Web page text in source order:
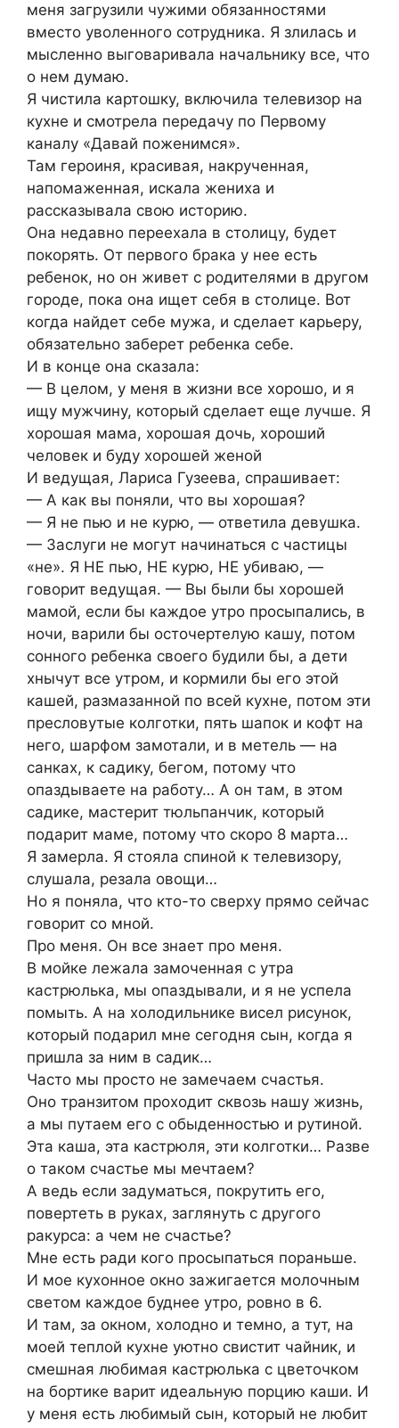
меня загрузили чужими обязанностями
вместо уволенного сотрудника. Я злилась и
мысленно выговаривала начальнику все, что
о нем думаю.
Я чистила картошку, включила телевизор на
кухне и смотрела передачу по Первому
каналу «Давай поженимся».
Там героиня, красивая, накрученная,
напомаженная, искала жениха и
рассказывала свою историю.
Она недавно переехала в столицу, будет
покорять. От первого брака у нее есть
ребенок, но он живет с родителями в другом
городе, пока она ищет себя в столице. Вот
когда найдет себе мужа, и сделает карьеру,
обязательно заберет ребенка себе.
И в конце она сказала:
— В целом, у меня в жизни все хорошо, и я
ищу мужчину, который сделает еще лучше. Я
хорошая мама, хорошая дочь, хороший
человек и буду хорошей женой
И ведущая, Лариса Гузеева, спрашивает:
— А как вы поняли, что вы хорошая?
— Я не пью и не курю, — ответила девушка.
— Заслуги не могут начинаться с частицы
«не». Я НЕ пью, НЕ курю, НЕ убиваю, —
говорит ведущая. — Вы были бы хорошей
мамой, если бы каждое утро просыпались, в
ночи, варили бы осточертелую кашу, потом
сонного ребенка своего будили бы, а дети
хнычут все утром, и кормили бы его этой
кашей, размазанной по всей кухне, потом эти
пресловутые колготки, пять шапок и кофт на
него, шарфом замотали, и в метель — на
санках, к садику, бегом, потому что
опаздываете на работу… А он там, в этом
садике, мастерит тюльпанчик, который
подарит маме, потому что скоро 8 марта…
Я замерла. Я стояла спиной к телевизору,
слушала, резала овощи…
Но я поняла, что кто-то сверху прямо сейчас
говорит со мной.
Про меня. Он все знает про меня.
В мойке лежала замоченная с утра
кастрюлька, мы опаздывали, и я не успела
помыть. А на холодильнике висел рисунок,
который подарил мне сегодня сын, когда я
пришла за ним в садик…
Часто мы просто не замечаем счастья.
Оно транзитом проходит сквозь нашу жизнь,
а мы путаем его с обыденностью и рутиной.
Эта каша, эта кастрюля, эти колготки… Разве
о таком счастье мы мечтаем?
А ведь если задуматься, покрутить его,
повертеть в руках, заглянуть с другого
ракурса: а чем не счастье?
Мне есть ради кого просыпаться пораньше.
И мое кухонное окно зажигается молочным
светом каждое буднее утро, ровно в 6.
И там, за окном, холодно и темно, а тут, на
моей теплой кухне уютно свистит чайник, и
смешная любимая кастрюлька с цветочком
на бортике варит идеальную порцию каши. И
у меня есть любимый сын, который не любит